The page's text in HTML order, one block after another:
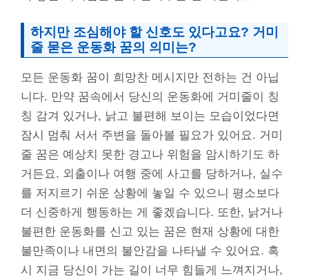
하지만 조심해야 할 신호도 있다고요? 거미
줄 묻은 운동화 꿈의 의미는?
모든 운동화 꿈이 희망찬 메시지만 전하는 건 아닙
니다. 만약 꿈속에서 당신의 운동화에 거미줄이 칭
칭 감겨 있거나, 낡고 불편해 보이는 모습이었다면
잠시 멈춰 서서 주변을 돌아볼 필요가 있어요. 거미
줄 꿈은 예상치 못한 경고나 위험을 암시하기도 하
거든요. 외출이나 여행 중에 사고를 당하거나, 실수
를 저지르기 쉬운 상황에 놓일 수 있으니 평소보다
더 신중하게 행동하는 게 좋겠습니다. 또한, 낡거나
불편한 운동화를 신고 있는 꿈은 현재 상황에 대한
불만족이나 내면의 불안감을 나타낼 수 있어요. 혹
시 지금 당신이 가는 길이 너무 힘들게 느껴지거나,